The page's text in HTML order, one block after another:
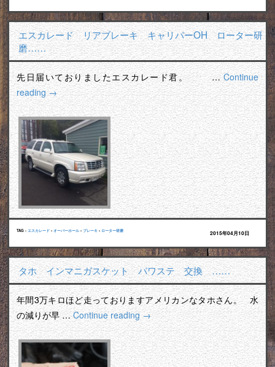
エスカレード リアブレーキ キャリパーOH ローター研
磨……
先日届いておりましたエスカレード君。 …Continue
reading→
TAG : エスカレード • オーバーホール • ブレーキ • ローター研磨 2015年04月10日
タホ インマニガスケット パワステ 交換 ……
年間3万キロほど走っておりますアメリカンなタホさん。 水
の減りが早 …Continue reading→